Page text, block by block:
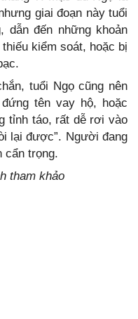
giai đoạn này tuổi
dẫn đến những khoản
kiểm soát, hoặc bị
tuổi Ngọ cũng nên
tên vay hộ, hoặc
tỉnh táo, rất dễ rơi vào
lại được”. Người đang
cẩn trọng.
tham khảo